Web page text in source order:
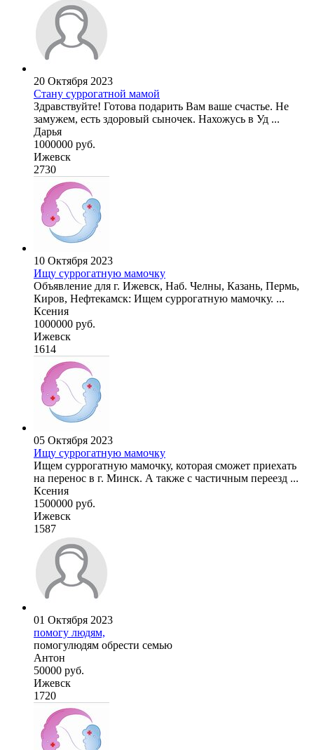
20 Октября 2023
Стану суррогатной мамой
Здравствуйте! Готова подарить Вам ваше счастье. Не
замужем, есть здоровый сыночек. Нахожусь в Уд ...
Дарья
1000000 руб.
Ижевск
2730
10 Октября 2023
Ищу суррогатную мамочку
Объявление для г. Ижевск, Наб. Челны, Казань, Пермь,
Киров, Нефтекамск: Ищем суррогатную мамочку. ...
Ксения
1000000 руб.
Ижевск
1614
05 Октября 2023
Ищу суррогатную мамочку
Ищем суррогатную мамочку, которая сможет приехать
на перенос в г. Минск. А также с частичным переезд ...
Ксения
1500000 руб.
Ижевск
1587
01 Октября 2023
помогу людям,
помогулюдям обрести семью
Антон
50000 руб.
Ижевск
1720